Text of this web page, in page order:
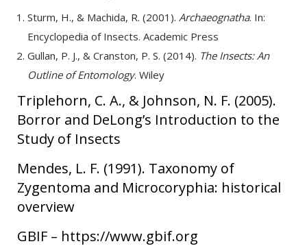
Sturm, H., & Machida, R. (2001). Archaeognatha. In:
Encyclopedia of Insects. Academic Press
Gullan, P. J., & Cranston, P. S. (2014). The Insects: An
Outline of Entomology. Wiley
Triplehorn, C. A., & Johnson, N. F. (2005).
Borror and DeLong’s Introduction to the
Study of Insects
Mendes, L. F. (1991). Taxonomy of
Zygentoma and Microcoryphia: historical
overview
GBIF – https://www.gbif.org